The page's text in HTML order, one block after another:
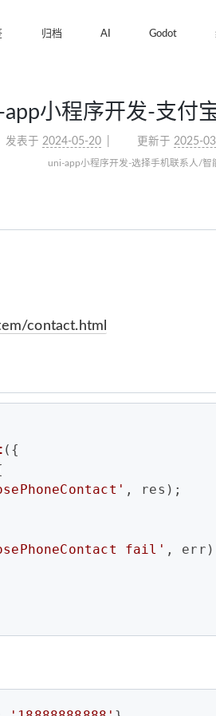
归档 AI Godot
app小程序开发-支付
发表于 2024-05-20 更新于 2025-
uni-app小程序开发-选择手机联系人/智
contact.html
({
, res);
fail' ,